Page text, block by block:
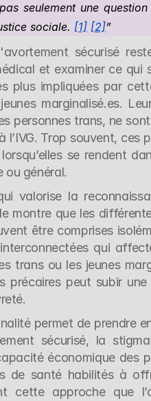
seulement une
sociale. [1] [2]”
sécurisé
et examiner ce qui
plus impliquées par
marginalisé.es.
personnes trans, ne
l’IVG. Trop souvent, ces
se rendent
ou général.
valorise la
montre que les
être comprises
qui
trans ou les jeunes
précaires peut subir
permet de prendre
sécurisé, la
économique des
de santé habilités à
cette approche que